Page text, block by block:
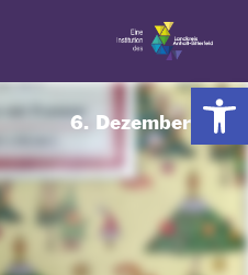
6. Dezember 2024